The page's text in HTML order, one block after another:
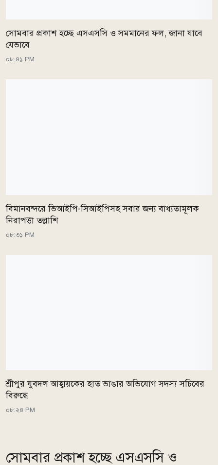
সোমবার প্রকাশ হচ্ছে এসএসসি ও সমমানের ফল, জানা যাবে
যেভাবে
০৮:৪১ PM
বিমানবন্দরে ভিআইপি-সিআইপিসহ সবার জন্য বাধ্যতামূলক
নিরাপত্তা তল্লাশি
০৮:৩১ PM
শ্রীপুর যুবদল আহ্বায়কের হাত ভাঙার অভিযোগ সদস্য সচিবের
বিরুদ্ধে
০৮:২৪ PM
সোমবার প্রকাশ হচ্ছে এসএসসি ও